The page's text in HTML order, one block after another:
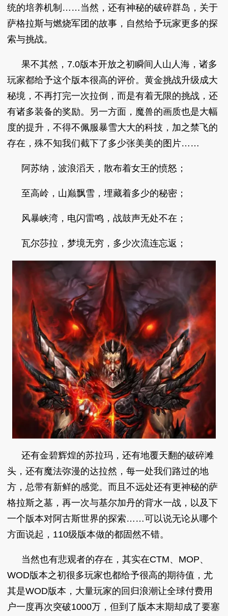
统的培养机制……当然，还有神秘的破碎群岛，关于
萨格拉斯与燃烧军团的故事，自然给予玩家更多的探
索与挑战。
果不其然，7.0版本开放之初瞬间人山人海，诸多
玩家都给予这个版本很高的评价。黄金挑战升级成大
秘境，不再打完一次拉倒，而是有着无限的挑战，还
有诸多装备的奖励。另一方面，魔兽的画质也是大幅
度的提升，不得不佩服暴雪大大的科技，加之禁飞的
存在，殊不知我们截下了多少张美美的图片……
阿苏纳，波浪滔天，散布着女王的愤怒；
至高岭，山巅飘雪，埋藏着多少的秘密；
风暴峡湾，电闪雷鸣，战鼓声无处不在；
瓦尔莎拉，梦境无穷，多少次流连忘返；
还有金碧辉煌的苏拉玛，还有地覆天翻的破碎滩
头，还有魔法弥漫的达拉然，每一处我们路过的地
方，总带有新鲜的感觉。而且不远处还有更神秘的萨
格拉斯之墓，再一次与基尔加丹的背水一战，以及下
一个版本对阿古斯世界的探索……可以说无论从哪个
方面说起，110级版本做的都固然不错。
当然也有悲观者的存在，其实在CTM、MOP、
WOD版本之初很多玩家也都给予很高的期待值，尤
其是WOD版本，大量玩家的回归浪潮让全球付费用
户一度再次突破1000万，但到了版本末期却成了要塞